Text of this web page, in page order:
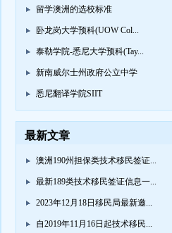
留学澳洲的选校标准
卧龙岗大学预科(UOW Col...
泰勒学院-悉尼大学预科(Tay...
新南威尔士州政府公立中学
悉尼翻译学院SIIT
最新文章
澳洲190州担保类技术移民签证...
最新189类技术移民签证信息一...
2023年12月18日移民局最新邀...
自2019年11月16日起技术移民...